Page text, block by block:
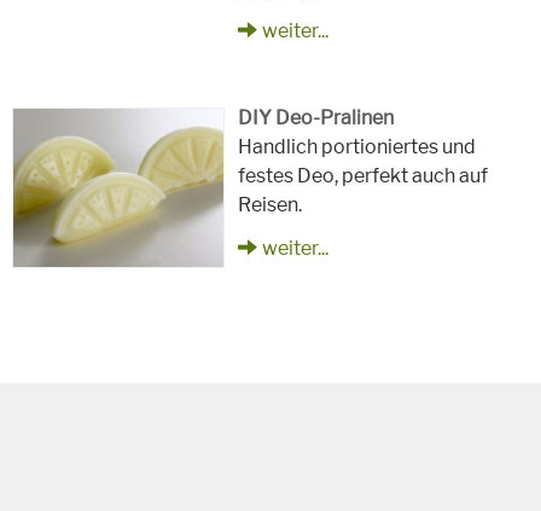
weiter...
DIY Deo-Pralinen
Handlich portioniertes und
festes Deo, perfekt auch auf
Reisen.
weiter...